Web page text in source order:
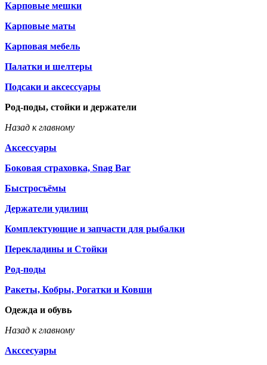
Карповые мешки
Карповые маты
Карповая мебель
Палатки и шелтеры
Подсаки и аксессуары
Род-поды, стойки и держатели
Назад к главному
Аксессуары
Боковая страховка, Snag Bar
Быстросъёмы
Держатели удилищ
Комплектующие и запчасти для рыбалки
Перекладины и Стойки
Род-поды
Ракеты, Кобры, Рогатки и Ковши
Одежда и обувь
Назад к главному
Акссесуары